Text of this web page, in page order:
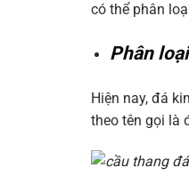
có thể phân
Phân
Hiện nay, đá
theo tên gọi là